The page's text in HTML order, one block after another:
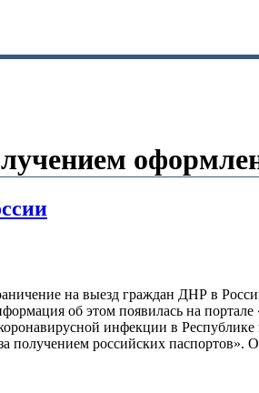
на выезд граждан ДНР в
об этом появилась на
инфекции в
российских паспортов».